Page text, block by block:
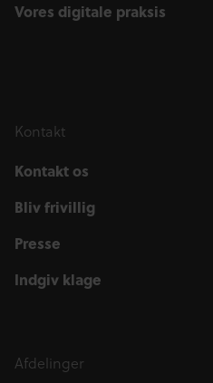
Vores digitale praksis
Kontakt
Kontakt os
Bliv frivillig
Presse
Indgiv klage
Afdelinger